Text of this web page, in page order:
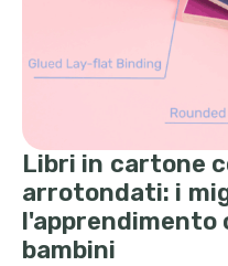
Libri in cartone
arrotondati: i
l'apprendimento
bambini